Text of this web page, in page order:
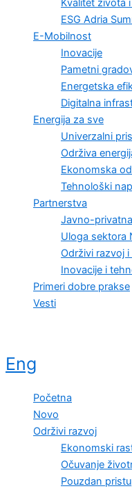
Kvalitet života
ESG Adria
E-Mobilnost
Inovacije
Pametni
Energetska
Digitalna
Energija za sve
Univerzalni
Održiva
Ekonomska
Tehnološki
Partnerstva
Javno-
Uloga sektora
Održivi razvoj
Inovacije i
Primeri dobre prakse
Vesti
Eng
Početna
Novo
Održivi razvoj
Ekonomski
Očuvanje
Pouzdan